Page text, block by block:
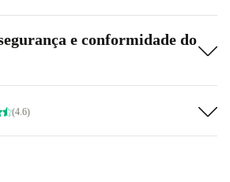
e conformidade do
(4.6)